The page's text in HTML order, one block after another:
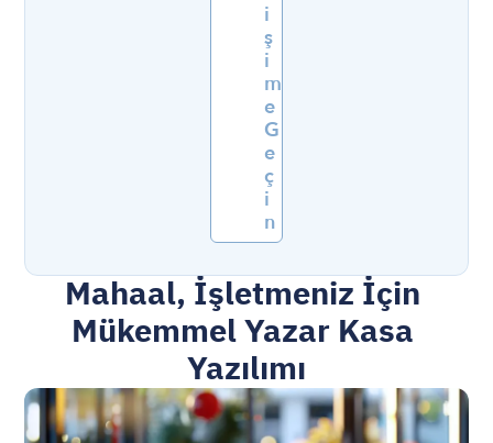
i
ş
i
m
e
G
e
ç
i
n
Mahaal, İşletmeniz İçin
Mükemmel Yazar Kasa
Yazılımı